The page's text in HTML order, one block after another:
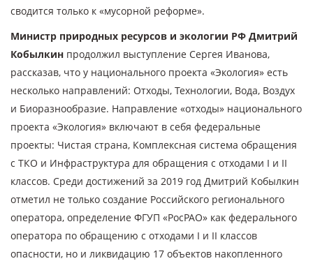
сводится только к «мусорной реформе».
Министр природных ресурсов и экологии РФ Дмитрий
Кобылкин продолжил выступление Сергея Иванова,
рассказав, что у национального проекта «Экология» есть
несколько направлений: Отходы, Технологии, Вода, Воздух
и Биоразнообразие. Направление «отходы» национального
проекта «Экология» включают в себя федеральные
проекты: Чистая страна, Комплексная система обращения
с ТКО и Инфраструктура для обращения с отходами I и II
классов. Среди достижений за 2019 год Дмитрий Кобылкин
отметил не только создание Российского регионального
оператора, определение ФГУП «РосРАО» как федерального
оператора по обращению с отходами I и II классов
опасности, но и ликвидацию 17 объектов накопленного